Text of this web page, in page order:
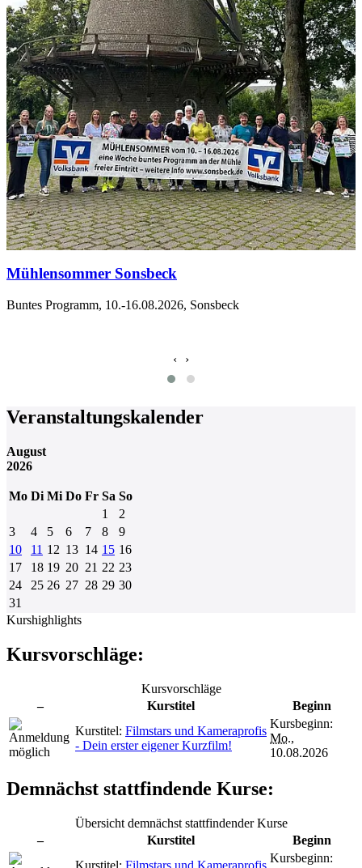
Mühlensommer Sonsbeck
Buntes Programm, 10.-16.08.2026, Sonsbeck
‹ ›
Veranstaltungskalender
August
2026
Mo Di Mi Do Fr Sa So
1
2
3
4 5 6 7 8
9
10
11 12 13 14 15 16
17
18 19 20 21 22 23
24
25 26 27 28 29 30
31
Kurshighlights
Kursvorschläge:
Kursvorschläge
–
Kurstitel
Beginn
Kurstitel: Filmstars und Kameraprofis
- Dein erster eigener Kurzfilm!
Kursbeginn:
Mo.,
10.08.2026
Demnächst stattfindende Kurse:
Übersicht demnächst stattfindender Kurse
–
Kurstitel
Beginn
Kursbeginn: